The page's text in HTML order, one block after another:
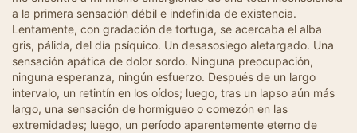
a la primera sensación débil e indefinida de existencia.
Lentamente, con gradación de tortuga, se acercaba el alba
gris, pálida, del día psíquico. Un desasosiego aletargado. Una
sensación apática de dolor sordo. Ninguna preocupación,
ninguna esperanza, ningún esfuerzo. Después de un largo
intervalo, un retintín en los oídos; luego, tras un lapso aún más
largo, una sensación de hormigueo o comezón en las
extremidades; luego, un período aparentemente eterno de